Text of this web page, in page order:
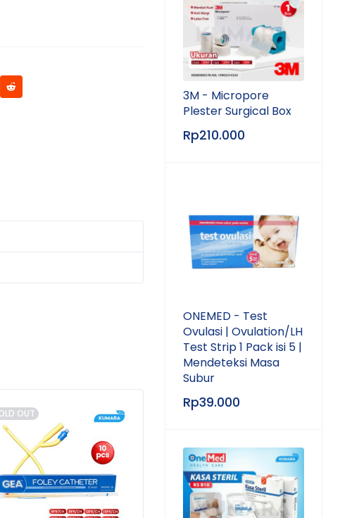
OUT
3M - Micropore
Plester Surgical Box
Rp210.000
ONEMED - Test
Ovulasi | Ovulation/LH
Test Strip 1 Pack isi 5 |
Mendeteksi Masa
Subur
Rp39.000